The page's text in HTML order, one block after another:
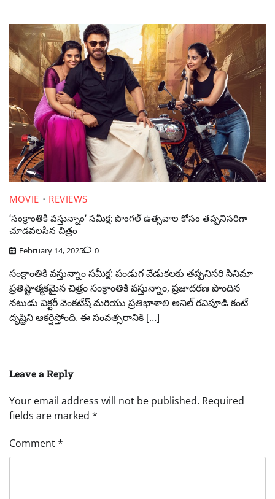
MOVIE
REVIEWS
‘సంక్రాంతికి వస్తున్నాం’ సమీక్ష: పొంగల్ ఉత్సవాల కోసం తప్పనిసరిగా
చూడవలసిన చిత్రం
February 14, 2025 0
సంక్రాంతికి వస్తున్నాం సమీక్ష: పండుగ వేడుకలకు తప్పనిసరి సినిమా
ప్రతిష్టాత్మకమైన చిత్రం సంక్రాంతికి వస్తున్నాం, ప్రజాదరణ పొందిన
నటుడు విక్టరీ వెంకటేష్ మరియు ప్రతిభాశాలి అనిల్ రవిపూడి కంటే
దృష్టిని ఆకర్షిస్తోంది. ఈ సంవత్సరానికి […]
Leave a Reply
Your email address will not be published. Required
fields are marked *
Comment*